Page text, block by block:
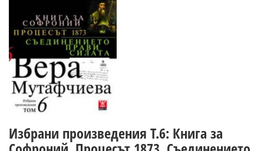
Избрани произведения Т.6: Книга за